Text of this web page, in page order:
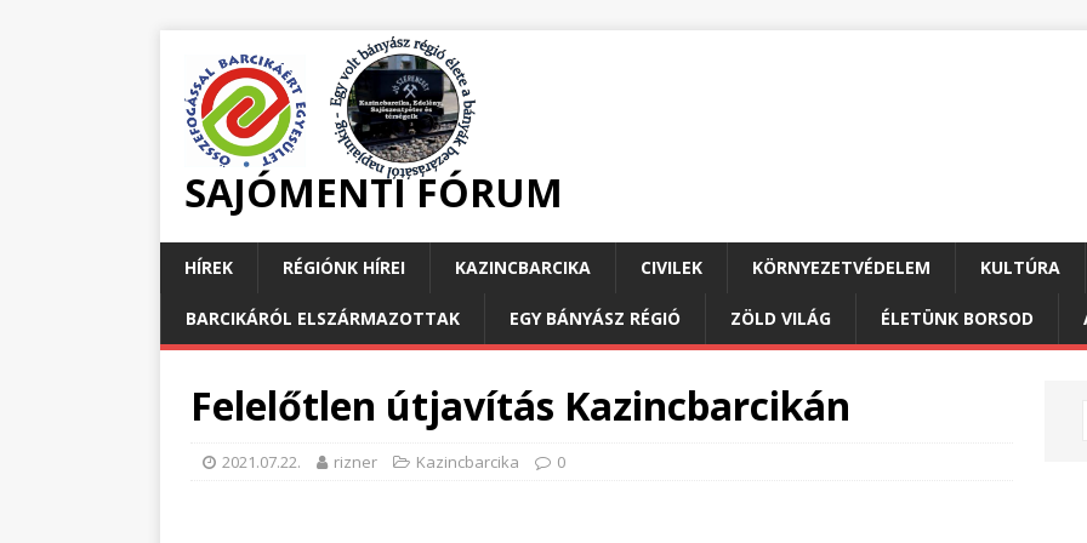
SAJÓMENTI FÓRUM
HÍREK RÉGIÓNK HÍREI KAZINCBARCIKA CIVILEK KÖRNYEZETVÉDELEM KULTÚRA
BARCIKÁRÓL ELSZÁRMAZOTTAK EGY BÁNYÁSZ RÉGIÓ ZÖLD VILÁG ÉLETÜNK BORSOD
Felelőtlen útjavítás Kazincbarcikán
2021.07.22. rizner Kazincbarcika 0